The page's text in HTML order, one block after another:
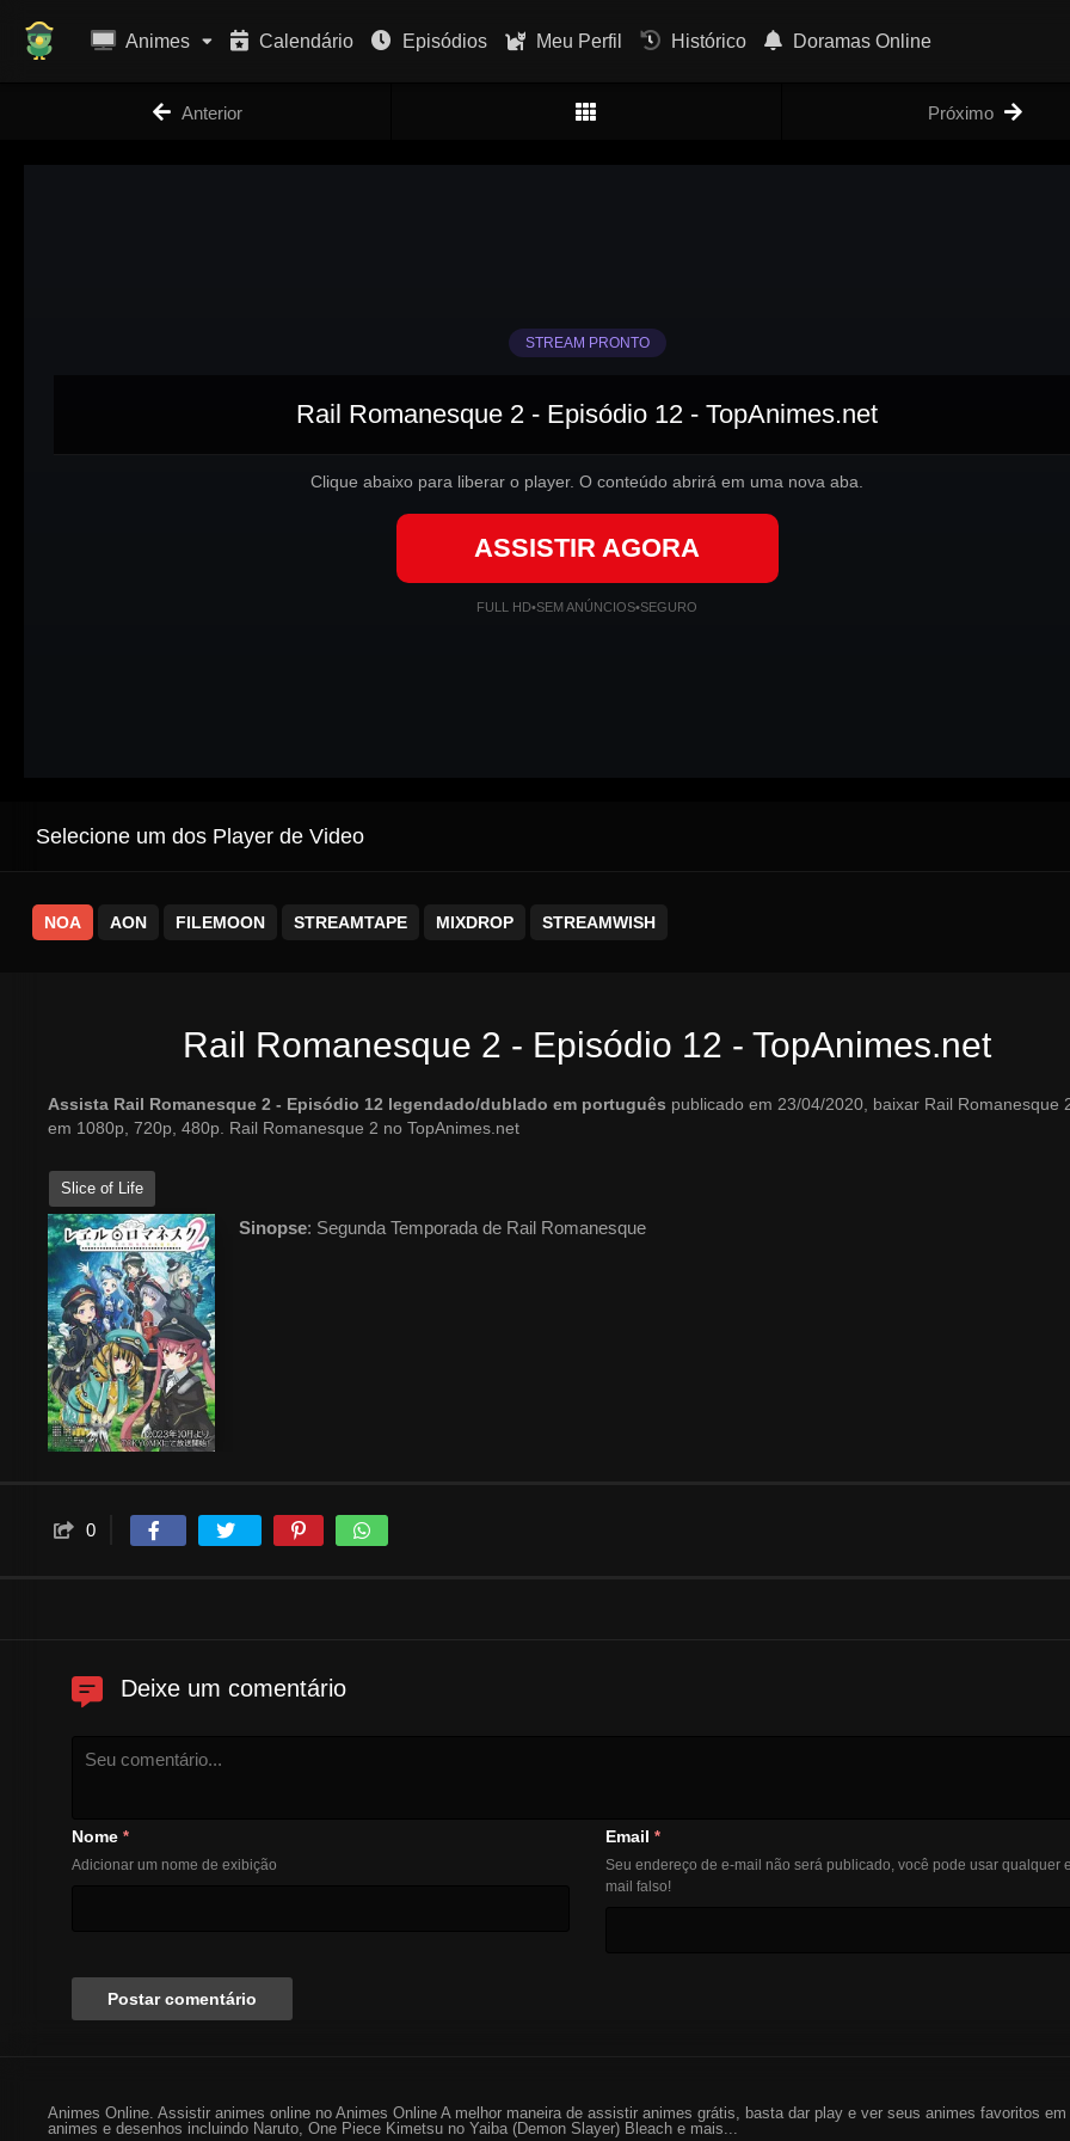
Animes Calendário Episódios Meu Perfil Histórico Doramas Online
Anterior Próximo
STREAM PRONTO
Rail Romanesque 2 - Episódio 12 - TopAnimes.net
Clique abaixo para liberar o player. O conteúdo abrirá em uma nova aba.
ASSISTIR AGORA
FULL HD•SEM ANÚNCIOS•SEGURO
Selecione um dos Player de Video
NOA AON FILEMOON STREAMTAPE MIXDROP STREAMWISH
Rail Romanesque 2 - Episódio 12 - TopAnimes.net
Assista Rail Romanesque 2 - Episódio 12 legendado/dublado em português publicado em 23/04/2020, baixar Rail Romanesque
em 1080p, 720p, 480p. Rail Romanesque 2 no TopAnimes.net
Slice of Life
Sinopse: Segunda Temporada de Rail Romanesque
0
Deixe um comentário
Nome *
Adicionar um nome de exibição
Email *
Seu endereço de e-mail não será publicado, você pode usar qualquer
mail falso!
Animes Online. Assistir animes online no Animes Online A melhor maneira de assistir animes grátis, basta dar play e ver seus animes favoritos
animes e desenhos incluindo Naruto, One Piece Kimetsu no Yaiba (Demon Slayer) Bleach e mais...